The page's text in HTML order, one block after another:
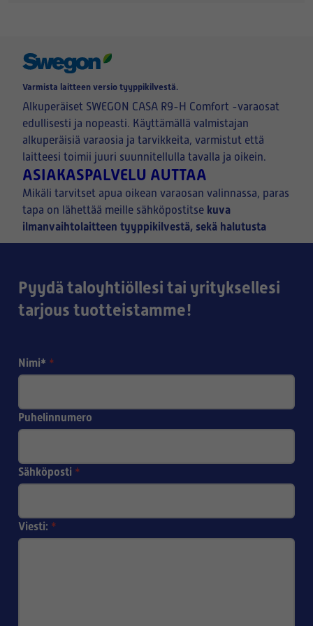
Varmista laitteen versio tyyppikilvestä.
Alkuperäiset SWEGON CASA R9-H Comfort -varaosat
edullisesti ja nopeasti. Käyttämällä valmistajan
alkuperäisiä varaosia ja tarvikkeita, varmistut että
laitteesi toimii juuri suunnitellulla tavalla ja oikein.
ASIAKASPALVELU AUTTAA
Mikäli tarvitset apua oikean varaosan valinnassa, paras
tapa on lähettää meille sähköpostitse kuva
ilmanvaihtolaitteen tyyppikilvestä, sekä halutusta
osasta.
Pyydä taloyhtiöllesi tai yrityksellesi
tarjous tuotteistamme!
Nimi* *
Puhelinnumero
Sähköposti *
Viesti: *